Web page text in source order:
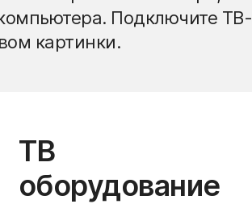
Подключите ТВ-
картинки.
ТВ
оборудование